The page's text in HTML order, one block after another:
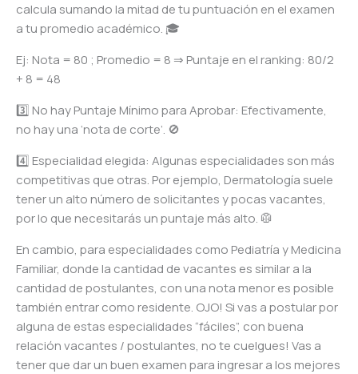
calcula sumando la mitad de tu puntuación en el examen
a tu promedio académico. 🎓
Ej: Nota = 80 ; Promedio = 8 ⇒ Puntaje en el ranking: 80/2
+ 8 = 48
3️⃣ No hay Puntaje Mínimo para Aprobar: Efectivamente,
no hay una ‘nota de corte’. 🚫
4️⃣ Especialidad elegida: Algunas especialidades son más
competitivas que otras. Por ejemplo, Dermatología suele
tener un alto número de solicitantes y pocas vacantes,
por lo que necesitarás un puntaje más alto. 🥼
En cambio, para especialidades como Pediatría y Medicina
Familiar, donde la cantidad de vacantes es similar a la
cantidad de postulantes, con una nota menor es posible
también entrar como residente. OJO! Si vas a postular por
alguna de estas especialidades “fáciles”, con buena
relación vacantes / postulantes, no te cuelgues! Vas a
tener que dar un buen examen para ingresar a los mejores